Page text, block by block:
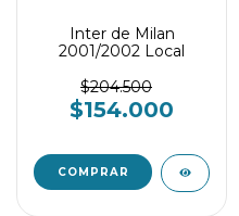
Inter de Milan
2001/2002 Local
$204.500
$154.000
COMPRAR